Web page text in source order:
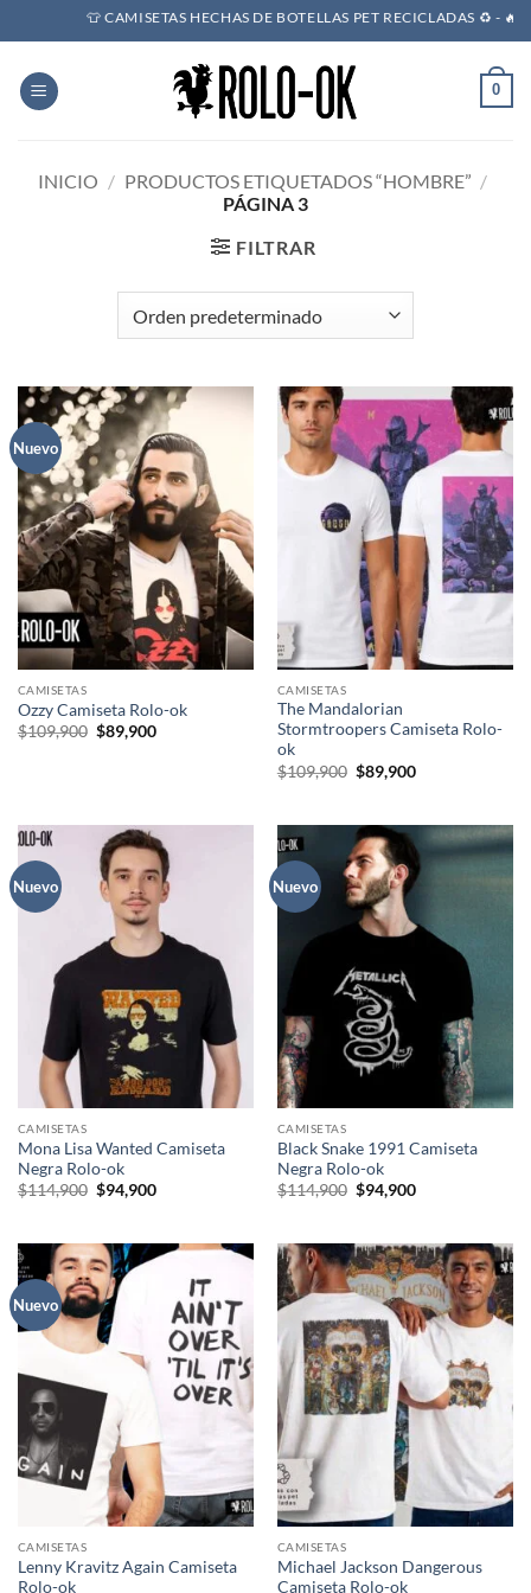
al
contenido
👕 CAMISETAS HECHAS DE BOTELLAS PET RECICLADAS ♻️ - 🔥 POR
0
INICIO / PRODUCTOS ETIQUETADOS “HOMBRE” /
PÁGINA 3
FILTRAR
Nuevo
CAMISETAS
Ozzy Camiseta Rolo-ok
$109,900 El
precio
$89,900El
CAMISETAS
The Mandalorian
Stormtroopers Camiseta Rolo-
ok
$109,900 El
precio
$109,900.
$89,900El
$89,900.
Nuevo
CAMISETAS
Mona Lisa Wanted Camiseta
Negra Rolo-ok
$114,900 El
precio
$114,900.
$94,900El
$94,900.
Nuevo
CAMISETAS
Black Snake 1991 Camiseta
Negra Rolo-ok
$114,900 El
precio
$114,900.
$94,900El
$94,900.
Nuevo
CAMISETAS
Lenny Kravitz Again Camiseta
Rolo-ok
CAMISETAS
Michael Jackson Dangerous
Camiseta Rolo-ok